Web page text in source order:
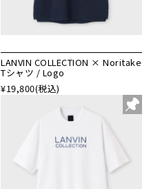
LANVIN COLLECTION × Noritake
Tシャツ / Logo
¥19,800(税込)